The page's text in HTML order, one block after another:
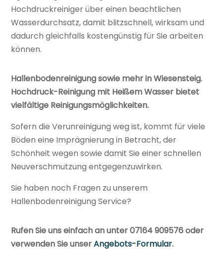
Hochdruckreiniger über einen beachtlichen
Wasserdurchsatz, damit blitzschnell, wirksam und
dadurch gleichfalls kostengünstig für Sie arbeiten
können.
Hallenbodenreinigung sowie mehr in Wiesensteig.
Hochdruck-Reinigung mit Heißem Wasser bietet
vielfältige Reinigungsmöglichkeiten.
Sofern die Verunreinigung weg ist, kommt für viele
Böden eine Imprägnierung in Betracht, der
Schönheit wegen sowie damit Sie einer schnellen
Neuverschmutzung entgegenzuwirken.
Sie haben noch Fragen zu unserem
Hallenbodenreinigung Service?
Rufen Sie uns einfach an unter 07164 909576 oder
verwenden Sie unserAngebots-Formular.